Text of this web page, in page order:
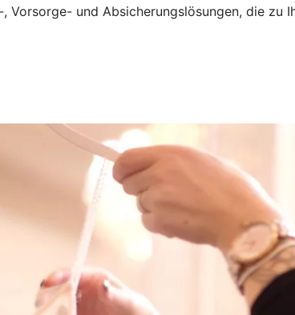
Vorsorge- und Absicherungslösungen, die zu